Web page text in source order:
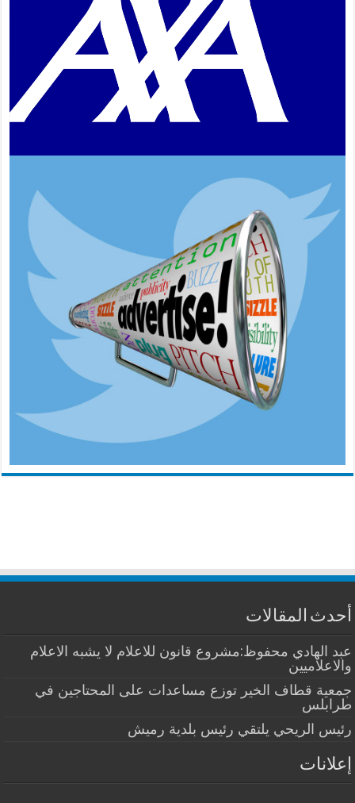
أحدث المقالات
عبد الهادي محفوظ:مشروع قانون للاعلام لا يشبه الاعلام
والاعلاميين
جمعية قطاف الخير توزع مساعدات على المحتاجين في
طرابلس
رئيس الريحي يلتقي رئيس بلدية رميش
إعلانات